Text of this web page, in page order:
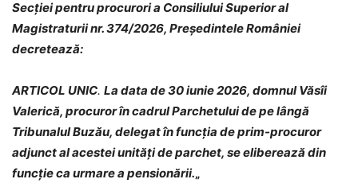
Secției pentru procurori a Consiliului Superior al
Magistraturii nr. 374/2026, Președintele României
decretează:
ARTICOL UNIC. La data de 30 iunie 2026, domnul Văsîi
Valerică, procuror în cadrul Parchetului de pe lângă
Tribunalul Buzău, delegat în funcția de prim-procuror
adjunct al acestei unități de parchet, se eliberează din
funcție ca urmare a pensionării.„